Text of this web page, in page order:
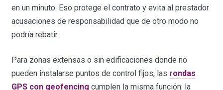
en un minuto. Eso protege el contrato y evita al prestador
acusaciones de responsabilidad que de otro modo no
podría rebatir.
Para zonas extensas o sin edificaciones donde no
pueden instalarse puntos de control fijos, las rondas
GPS con geofencing cumplen la misma función: la